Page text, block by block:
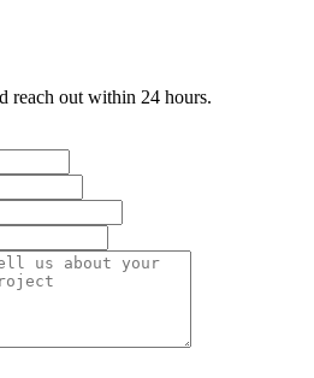
reach out within 24 hours.